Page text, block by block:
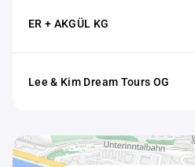
ER + AKGÜL KG
Lee & Kim Dream Tours OG